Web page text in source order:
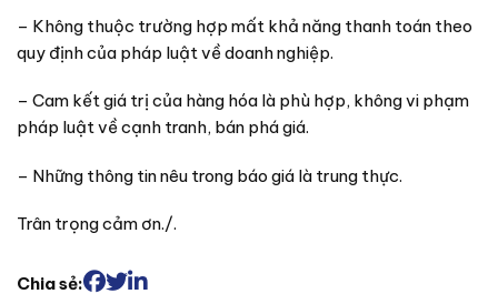
– Không thuộc trường hợp mất khả năng thanh toán theo
quy định của pháp luật về doanh nghiệp.
– Cam kết giá trị của hàng hóa là phù hợp, không vi phạm
pháp luật về cạnh tranh, bán phá giá.
– Những thông tin nêu trong báo giá là trung thực.
Trân trọng cảm ơn./.
Chia sẻ: